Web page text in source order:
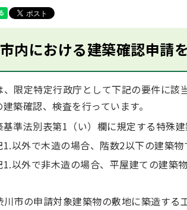
内における建築確認申請
、限定特定行政庁として下記の要件に
建築確認、検査を行っています。
基準法別表第1（い）欄に規定する特殊
1.以外で木造の場合、階数2以下の建築
1.以外で非木造の場合、平屋建ての建築
川市の申請対象建築物の敷地に築造す